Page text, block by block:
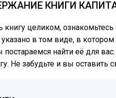
КНИГИ
книгу целиком,
в том виде, в котором
найти её для
Не забудьте и вы оставить